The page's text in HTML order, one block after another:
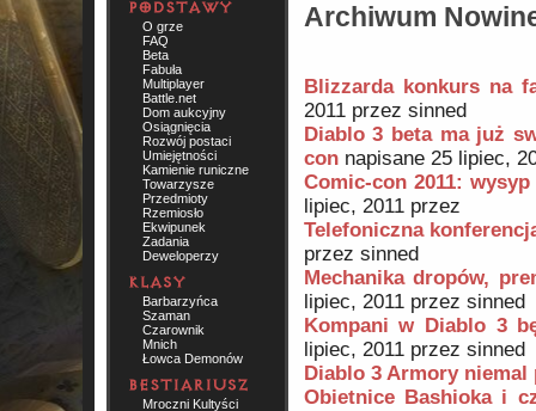
O grze
FAQ
Beta
Fabuła
Multiplayer
Battle.net
Dom aukcyjny
Osiągnięcia
Rozwój postaci
Umiejętności
Kamienie runiczne
Towarzysze
Przedmioty
Rzemiosło
Ekwipunek
Zadania
Deweloperzy
Barbarzyńca
Szaman
Czarownik
Mnich
Łowca Demonów
Mroczni Kultyści
Archiwum
Blizzarda konkurs na
2011 przez sinned
Diablo 3 beta ma już
connapisane 25 lipiec,
Comic-con 2011:
lipiec, 2011 przez
Telefoniczna
przez sinned
Mechanika dropów,
lipiec, 2011 przez sinned
Kompani w Diablo 3
lipiec, 2011 przez sinned
Diablo 3 Armory niemal
Obietnice Bashioka i